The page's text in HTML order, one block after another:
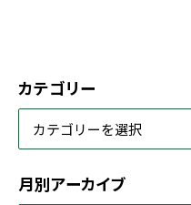
カテゴリー
月別アーカイブ